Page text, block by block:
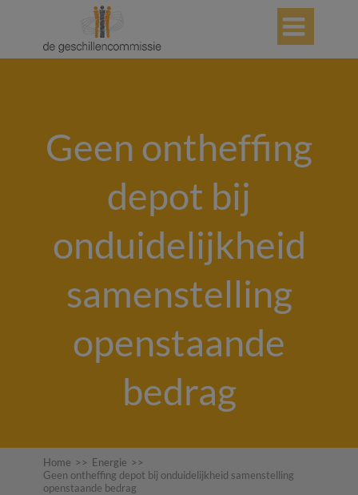

Geen ontheffing
depot bij
onduidelijkheid
samenstelling
openstaande
bedrag
Home >> Energie >>
Geen ontheffing depot bij onduidelijkheid samenstelling
openstaande bedrag